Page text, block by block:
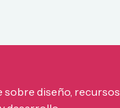
diseño, recursos